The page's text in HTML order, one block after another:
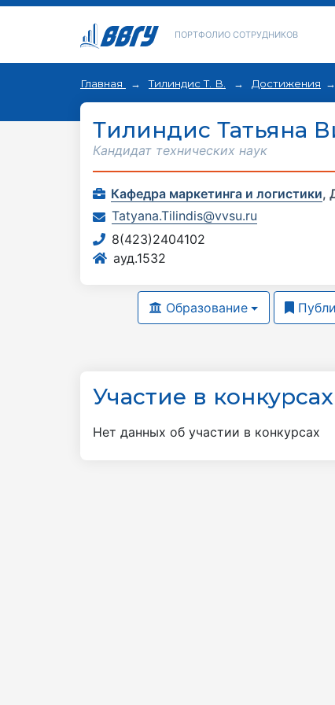
ПОРТФОЛИО СОТРУДНИКОВ
Главная Тилиндис Т. В. Достижения
Тилиндис Татьяна
Кандидат технических наук
Кафедра маркетинга и логистики,
Tatyana.Tilindis@vvsu.ru
8(423)2404102
ауд.1532
Образование
Участие в конкурсах
Нет данных об участии в конкурсах